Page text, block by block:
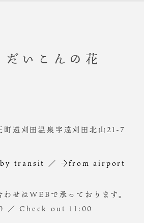
いこんの花
町遠刈田温泉字遠刈田北山21-7
transit ／ →from airport
わせはWEBで承っております。
／ Check out 11:00